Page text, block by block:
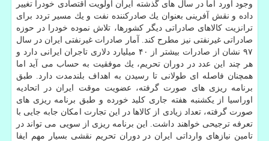
وجود آورد اما در سال های گذشته ایران اولویت اقتصادی خودرا تغییر
داده و نقش آفرینی بعنوان یك صادركننده نفت و یك مسیر تردد برای
ترانزیت كالاهای صادراتی دیگر كشورها، تلاش نموده خودرا در حوزه
صادراتی غیرنفتی نیز مطرح كند. آمار صادرات غیرنفتی ایران در سال
۹۷ نشان از صادرات بیشتر از ۴۰ میلیارد دلاری تاجران ایرانی دارد و
هر چند این عدد در دوران تحریم، یك موفقیت به حساب می آید اما
همچنان فاصله ای طولانی تا رسیدن به اهداف بلندمدت دارد. طبق
برنامه ریزی های صورت گرفته، عضویت موقت ایران در اتحادیه
اوراسیا از یكشنبه هفته جاری كلید خورده و طبق برنامه ریزی های
صورت گرفته، تعداد زیادی از كالاها در این تجارت امكان جابه جایی با
تعرفه ترجیحی خواهند داشت. این برنامه ریزی از سویی می تواند در
تامین نیازهای وارداتی ایران در دوران تحریم نقشی بسیار مهم ایفا